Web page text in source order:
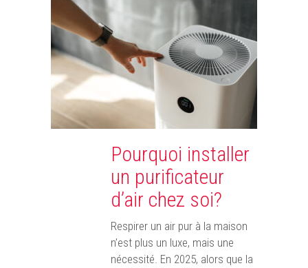
Pourquoi installer
un purificateur
d’air chez soi?
Respirer un air pur à la maison
n’est plus un luxe, mais une
nécessité. En 2025, alors que la